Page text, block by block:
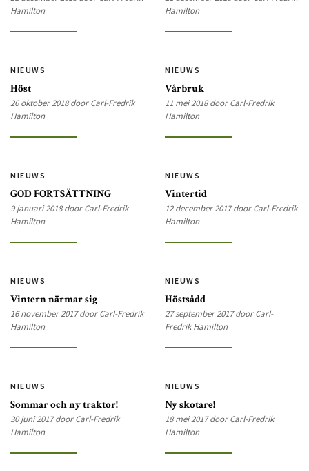
Hamilton
Hamilton
NIEUWS
Höst
26 oktober 2018 door Carl-Fredrik
Hamilton
NIEUWS
Vårbruk
11 mei 2018 door Carl-Fredrik
Hamilton
NIEUWS
GOD FORTSÄTTNING
9 januari 2018 door Carl-Fredrik
Hamilton
NIEUWS
Vintertid
12 december 2017 door Carl-Fredrik
Hamilton
NIEUWS
Vintern närmar sig
16 november 2017 door Carl-Fredrik
Hamilton
NIEUWS
Höstsådd
27 september 2017 door Carl-
Fredrik Hamilton
NIEUWS
Sommar och ny traktor!
30 juni 2017 door Carl-Fredrik
Hamilton
NIEUWS
Ny skotare!
18 mei 2017 door Carl-Fredrik
Hamilton